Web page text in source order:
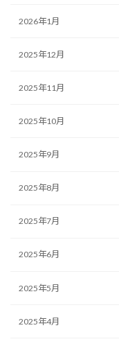
2026年1月
2025年12月
2025年11月
2025年10月
2025年9月
2025年8月
2025年7月
2025年6月
2025年5月
2025年4月